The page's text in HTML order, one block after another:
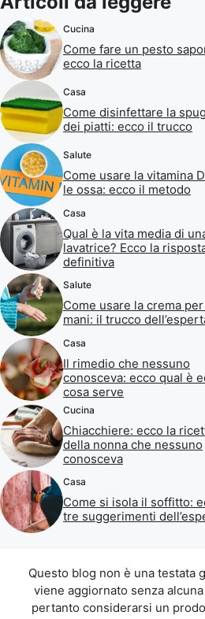
Cucina
Come fare un pesto
ecco la ricetta
Casa
Come disinfettare la
dei piatti: ecco il trucco
Salute
Come usare la vitamina
le ossa: ecco il metodo
Casa
Qual è la vita media di
lavatrice? Ecco la
definitiva
Salute
Come usare la crema
mani: il trucco
Casa
Il rimedio che nessuno
conosceva: ecco qual è
cosa serve
Cucina
Chiacchiere: ecco la
della nonna che nessuno
conosceva
Casa
Come si isola il soffitto:
tre suggerimenti
Questo blog non è una testata
viene aggiornato senza
pertanto considerarsi un